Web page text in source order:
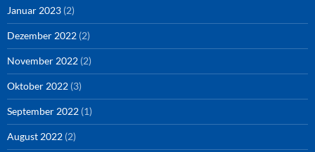
Januar 2023 (2)
Dezember 2022 (2)
November 2022 (2)
Oktober 2022 (3)
September 2022 (1)
August 2022 (2)